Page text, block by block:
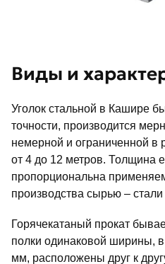
Виды и
Уголок стальной в Кашире
точности, производится
немерной и ограниченной
от 4 до 12 метров. Толщина
пропорциональна
производства сырью –
Горячекатаный прокат
полки одинаковой ширины,
мм, расположены друг к